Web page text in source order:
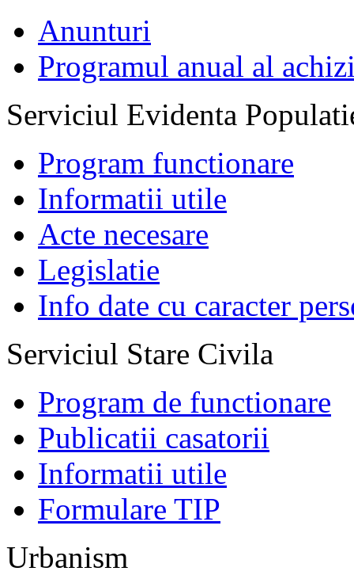
Anunturi
Programul anual al
Serviciul Evidenta
Program functionare
Informatii utile
Acte necesare
Legislatie
Info date cu caracter
Serviciul Stare Civila
Program de functionare
Publicatii casatorii
Informatii utile
Formulare TIP
Urbanism